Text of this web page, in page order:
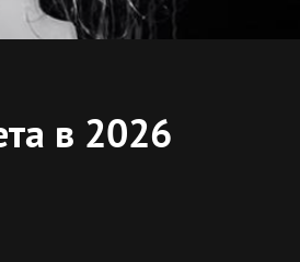
в 2026